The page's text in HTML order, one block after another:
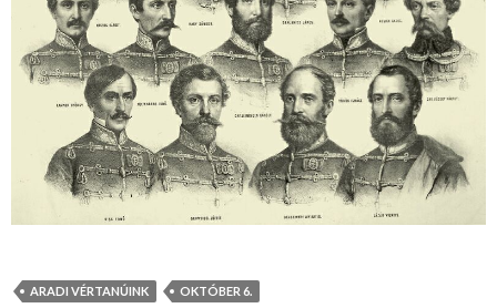
ARADI VÉRTANÚINK OKTÓBER 6.